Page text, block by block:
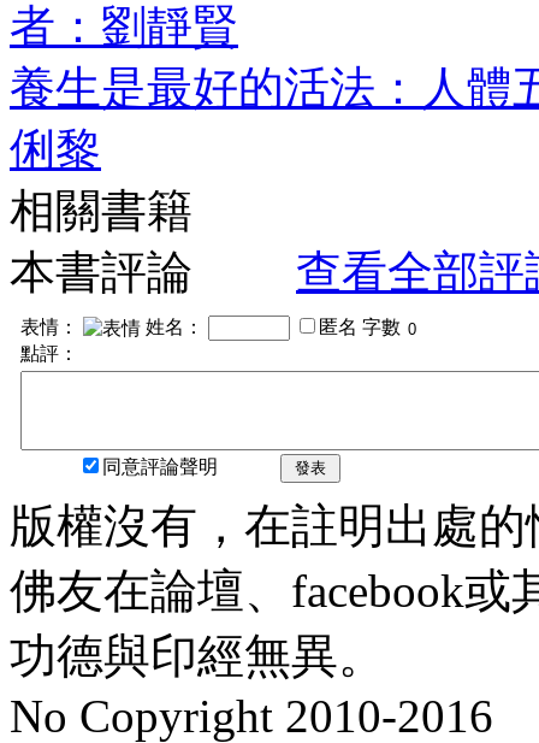
者：劉靜賢
養生是最好的活法：人
俐黎
相關書籍
本書評論
查看全部評
表情： 姓名： 匿名 字數
點評：
同意評論聲明 發表
版權沒有，在註明出處
佛友在論壇、facebook
功德與印經無異。
No Copyright 2010-2016